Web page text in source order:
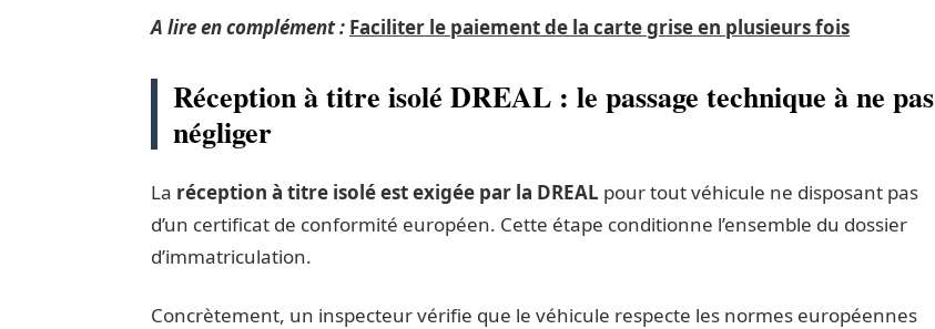
A lire en complément : Faciliter le paiement de la carte grise en plusieurs fois
Réception à titre isolé DREAL : le passage technique à ne pas
négliger
La réception à titre isolé est exigée par la DREAL pour tout véhicule ne disposant pas
d’un certificat de conformité européen. Cette étape conditionne l’ensemble du dossier
d’immatriculation.
Concrètement, un inspecteur vérifie que le véhicule respecte les normes européennes